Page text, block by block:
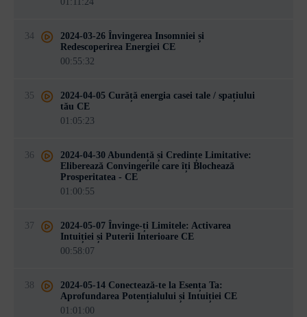
34
2024-03-26 Învingerea Insomniei și
Redescoperirea Energiei CE
00:55:32
35
2024-04-05 Curăță energia casei tale / spațiului
tău CE
01:05:23
36
2024-04-30 Abundență și Credințe Limitative:
Eliberează Convingerile care îți Blochează
Prosperitatea - CE
01:00:55
37
2024-05-07 Învinge-ți Limitele: Activarea
Intuiției și Puterii Interioare CE
00:58:07
38
2024-05-14 Conectează-te la Esența Ta:
Aprofundarea Potențialului și Intuiției CE
01:01:00